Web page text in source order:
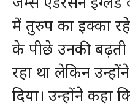
में तुरुप का इक्का
के पीछे उनकी बढ़ती
रहा था लेकिन
दिया। उन्होंने कहा